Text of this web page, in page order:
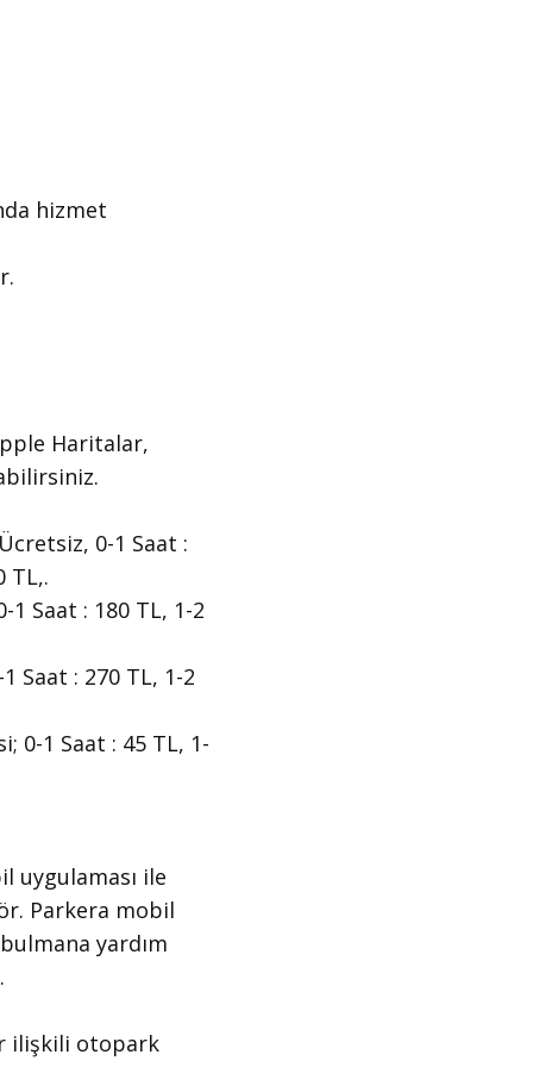
​hizmet
Haritalar,
0-1 Saat :
TL,.
Saat : 180 TL, 1-2
Saat : 270 TL, 1-2
0-1 Saat : 45 TL, 1-
uygulaması ile
Parkera mobil
yardım
ilişkili otopark